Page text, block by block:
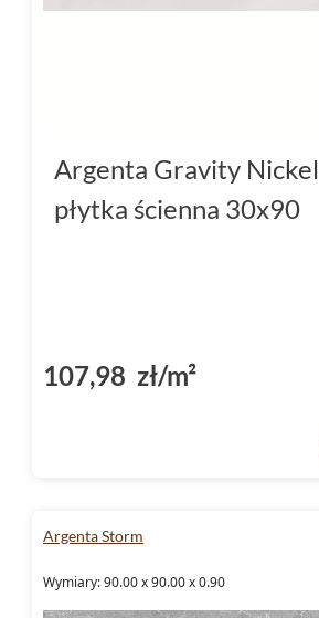
Argenta Gravity Nickel
płytka ścienna 30x90
107,98 zł/m²
Argenta Storm
Wymiary: 90.00 x 90.00 x 0.90